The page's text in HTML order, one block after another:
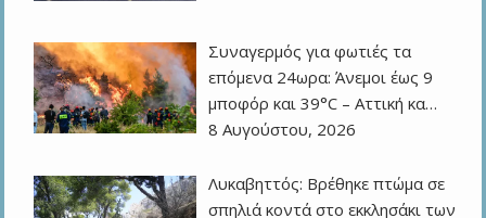
Συναγερμός για φωτιές τα
επόμενα 24ωρα: Άνεμοι έως 9
μποφόρ και 39°C – Αττική κα…
8 Αυγούστου, 2026
Λυκαβηττός: Βρέθηκε πτώμα σε
σπηλιά κοντά στο εκκλησάκι των